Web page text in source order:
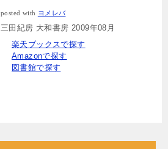
posted with ヨメレバ
三田紀房 大和書房 2009年08月
楽天ブックスで探す
Amazonで探す
図書館で探す